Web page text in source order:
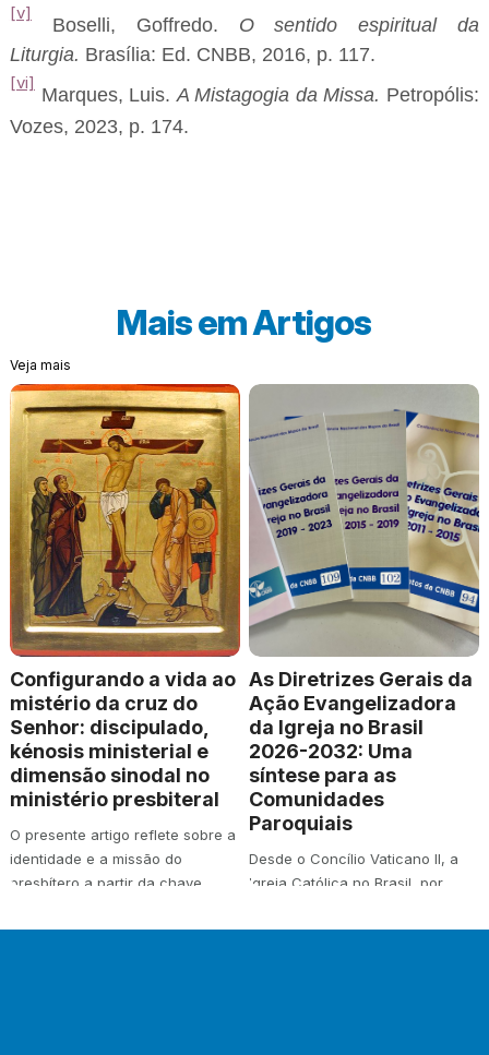
[v]
Boselli, Goffredo. O sentido espiritual da
Liturgia. Brasília: Ed. CNBB, 2016, p. 117.
[vi]
Marques, Luis. A Mistagogia da Missa. Petropólis:
Vozes, 2023, p. 174.
Mais emArtigos
Veja mais
Configurando a vida ao
mistério da cruz do
Senhor: discipulado,
kénosis ministerial e
dimensão sinodal no
ministério presbiteral
O presente artigo reflete sobre a
identidade e a missão do
presbítero a partir da chave
As Diretrizes Gerais da
Ação Evangelizadora
da Igreja no Brasil
2026-2032: Uma
síntese para as
Comunidades
Paroquiais
Desde o Concílio Vaticano II, a
Igreja Católica no Brasil, por
dos B…